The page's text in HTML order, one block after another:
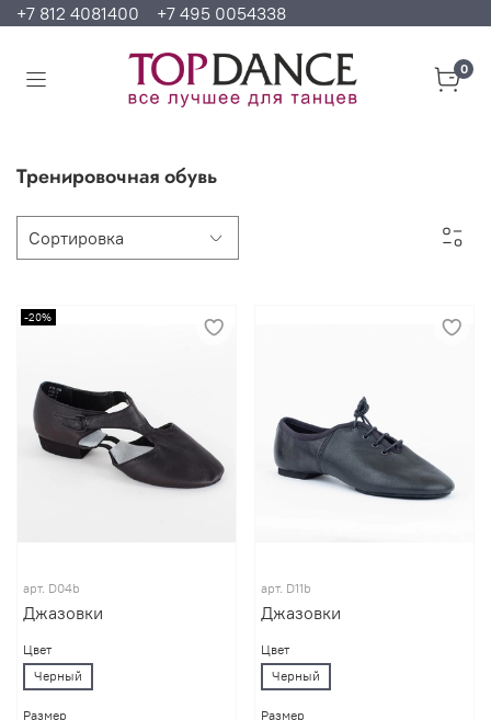
+7 812 4081400 +7 495 0054338
0
Тренировочная обувь
-20%
арт. D04b
Джазовки
Цвет
Черный
Размер
арт. D11b
Джазовки
Цвет
Черный
Размер